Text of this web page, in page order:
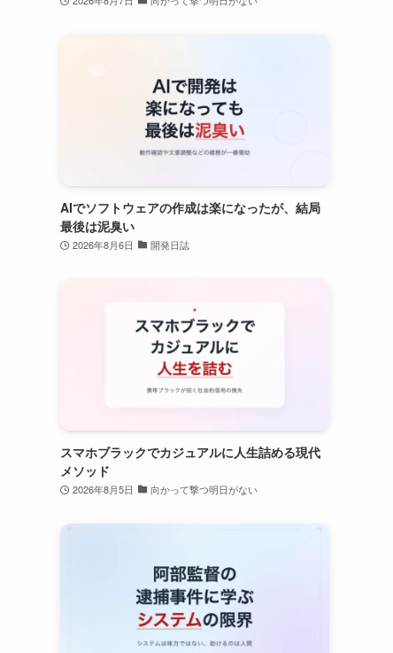
AIでソフトウェアの作成は楽になったが、結局
最後は泥臭い
2026年8月6日 開発日誌
スマホブラックでカジュアルに人生詰める現代
メソッド
2026年8月5日 向かって撃つ明日がない